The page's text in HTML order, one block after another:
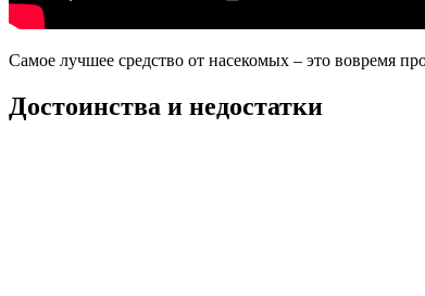
Самое лучшее средство от насекомых – это вовремя
Достоинства и недостатки